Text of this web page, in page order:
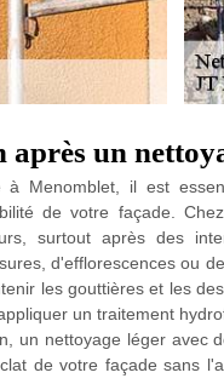
après un
Menomblet, il est
de votre façade.
surtout après des
d'efflorescences ou
les gouttières et les
un traitement
un nettoyage léger avec
de votre façade sans